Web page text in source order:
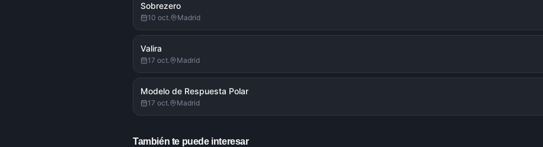
Sobrezero
10 oct. Madrid
Valira
17 oct. Madrid
Modelo de Respuesta Polar
17 oct. Madrid
También te puede interesar